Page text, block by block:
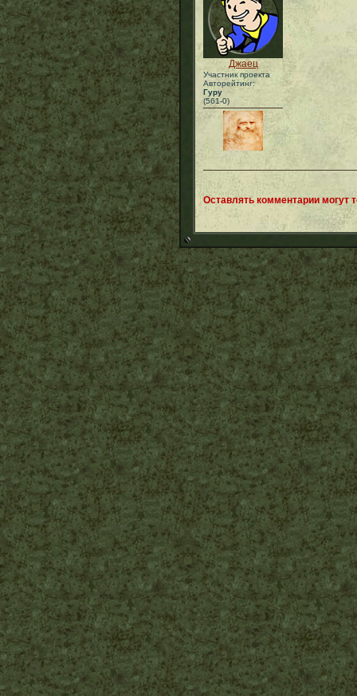
Джаец
Участник проекта
Авторейтинг:
Гуру
(561-0)
Оставлять комментарии могут